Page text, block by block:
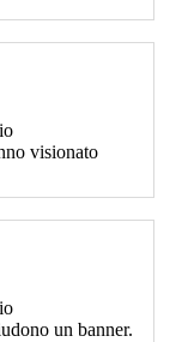
visionato
un banner.